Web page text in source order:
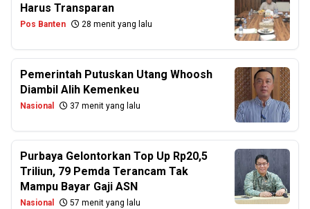
Harus Transparan
Pos Banten 28 menit yang lalu
Pemerintah Putuskan Utang Whoosh
Diambil Alih Kemenkeu
Nasional 37 menit yang lalu
Purbaya Gelontorkan Top Up Rp20,5
Triliun, 79 Pemda Terancam Tak
Mampu Bayar Gaji ASN
Nasional 57 menit yang lalu